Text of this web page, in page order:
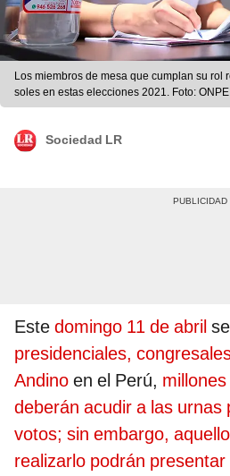
Los miembros de mesa que cumplan su rol
soles en estas elecciones 2021. Foto: ONPE
Sociedad LR
Este domingo 11 de abril
presidenciales,
Andino en el Perú,
deberán acudir a las urnas
votos; sin embargo,
realizarlo podrán